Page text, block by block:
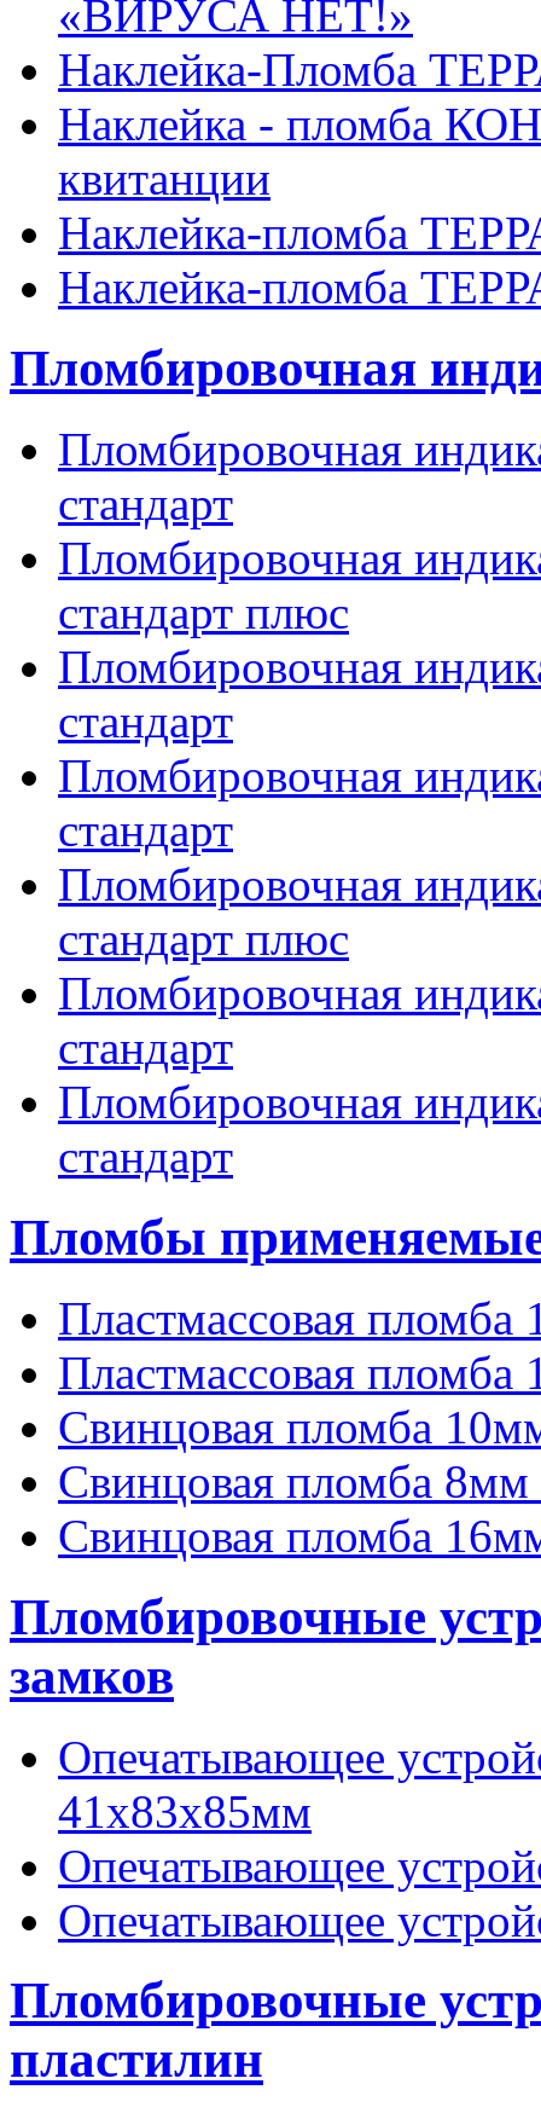
«ВИРУСА НЕТ!»
Наклейка-Пломба
Наклейка - пломба
квитанции
Наклейка-пломба
Наклейка-пломба
Пломбировочная
Пломбировочная
стандарт
Пломбировочная
стандарт плюс
Пломбировочная
стандарт
Пломбировочная
стандарт
Пломбировочная
стандарт плюс
Пломбировочная
стандарт
Пломбировочная
стандарт
Пломбы
Пластмассовая
Пластмассовая
Свинцовая пломба
Свинцовая пломба 8мм
Свинцовая пломба
Пломбировочные
замков
Опечатывающее
41х83х85мм
Опечатывающее
Опечатывающее
Пломбировочные
пластилин